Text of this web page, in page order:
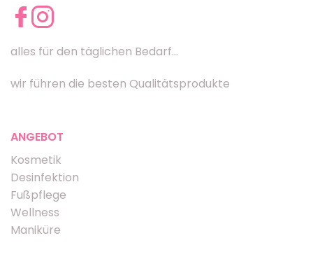
alles für den täglichen Bedarf...
wir führen die besten Qualitätsprodukte
ANGEBOT
Kosmetik
Desinfektion
Fußpflege
Wellness
Maniküre